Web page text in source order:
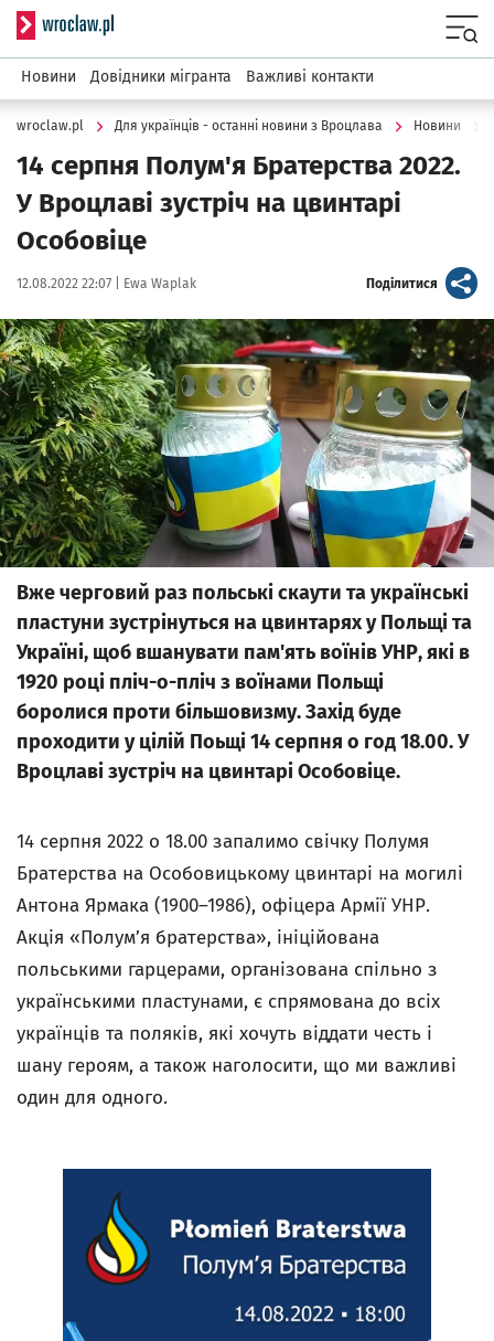
Serwis informacyjny wroclaw.pl
Новини Довідники мігранта Важливі контакти
wroclaw.pl Для українців - останні новини з Вроцлава Новини
14 серпня Полум'я Братерства 2022.
У Вроцлавi зустрiч на цвинтарі
Особовіце
Data publikacji:
12.08.2022 22:07 | Autor:
Ewa Waplak Поділитися artykuł
Kliknij, aby powiększyć
Вже черговий раз польські скаути та українські
пластуни зустрінуться на цвинтарях у Польщі та
Україні, щоб вшанувати пам'ять воїнів УНР, які в
1920 році пліч-о-пліч з воїнами Польщі
боролися проти більшовизму. Захiд буде
проходити у цiлiй Поьщi 14 серпня о год 18.00. У
Вроцлавi зустрiч на цвинтарі Особовіце.
14 серпня 2022 о 18.00 запалимо свічку Полумя
Братерства на Особовицькому цвинтарі на могилі
Антона Ярмака (1900–1986), офіцера Армії УНР.
Акція «Полум’я братерства», ініційована
польськими гарцерами, організована спільно з
українськими пластунами, є спрямована до всіх
українців та поляків, які хочуть віддати честь і
шану героям, а також наголосити, що ми важливі
один для одного.